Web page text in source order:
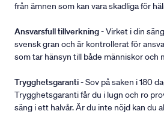
från ämnen som kan vara skadliga för
Ansvarsfull tillverkning- Virket i din
svensk gran och är kontrollerat för
som tar hänsyn till både människor och
Trygghetsgaranti- Sov på saken i 180
Trygghetsgaranti får du i lugn och ro
säng i ett halvår. Är du inte nöjd kan du